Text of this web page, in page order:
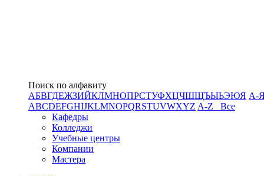
Поиск по алфавиту
АБВГДЕЖЗИЙКЛМНОПРСТУФХЦЧШЩЪЫЬЭЮЯ А-
ABCDEFGHIJKLMNOPQRSTUVWXYZ A-Z Все
Кафедры
Колледжи
Учебные центры
Компании
Мастера